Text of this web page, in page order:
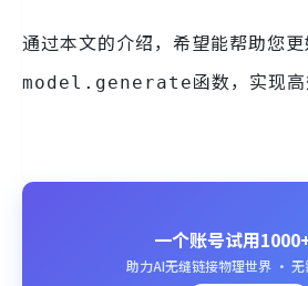
通过本文的介绍，希望能帮助您
model.generate函数，实现高
一个账号试用
助力AI无缝链接物理世界 · 无